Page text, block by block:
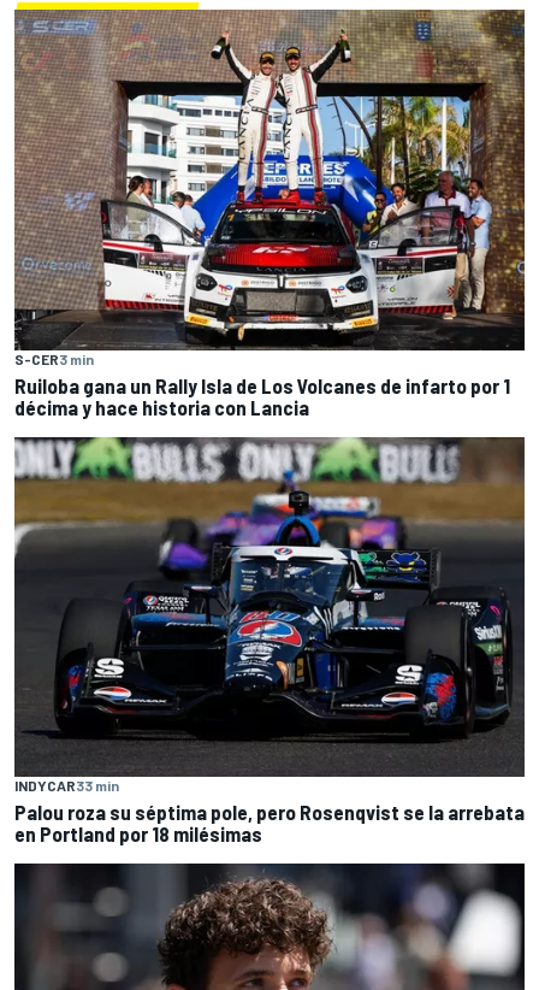
S-CER3 min
Ruiloba gana un Rally Isla de Los Volcanes de infarto por 1
décima y hace historia con Lancia
INDYCAR33 min
Palou roza su séptima pole, pero Rosenqvist se la arrebata
en Portland por 18 milésimas